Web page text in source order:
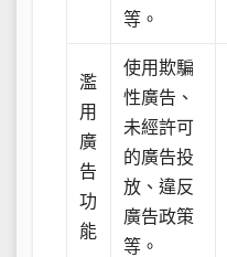
等。
濫
用
廣
告
功
能
使用欺騙
性廣告、
未經許可
的廣告投
放、違反
廣告政策
等。